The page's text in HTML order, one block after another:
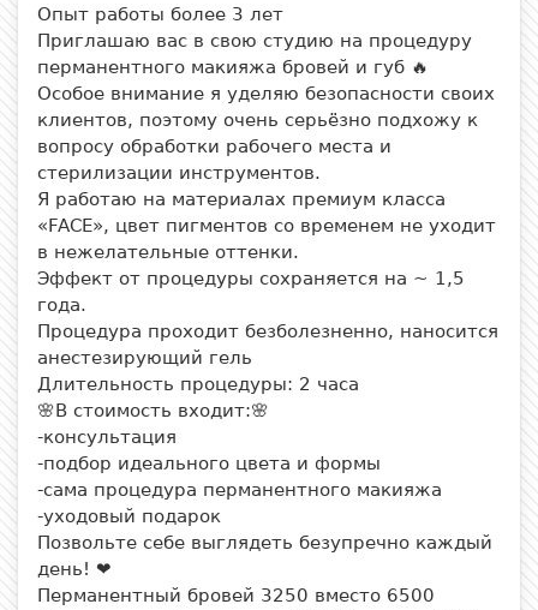
Опыт работы более 3 лет
Приглашаю вас в свою студию на процедуру
перманентного макияжа бровей и губ 🔥
Особое внимание я уделяю безопасности своих
клиентов, поэтому очень серьёзно подхожу к
вопросу обработки рабочего места и
стерилизации инструментов.
Я работаю на материалах премиум класса
«FACE», цвет пигментов со временем не уходит
в нежелательные оттенки.
Эффект от процедуры сохраняется на ~ 1,5
года.
Процедура проходит безболезненно, наносится
анестезирующий гель
Длительность процедуры: 2 часа
🌸В стоимость входит:🌸
-консультация
-подбор идеального цвета и формы
-сама процедура перманентного макияжа
-уходовый подарок
Позвольте себе выглядеть безупречно каждый
день! ❤
Перманентный бровей 3250 вместо 6500